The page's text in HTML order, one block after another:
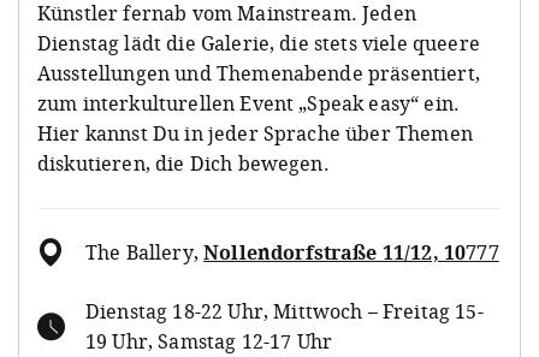
Künstler fernab vom Mainstream. Jeden
Dienstag lädt die Galerie, die stets viele queere
Ausstellungen und Themenabende präsentiert,
zum interkulturellen Event „Speak easy“ ein.
Hier kannst Du in jeder Sprache über Themen
diskutieren, die Dich bewegen.
The Ballery,Nollendorfstraße 11/12, 10777
Dienstag 18-22 Uhr, Mittwoch – Freitag 15-
19 Uhr, Samstag 12-17 Uhr